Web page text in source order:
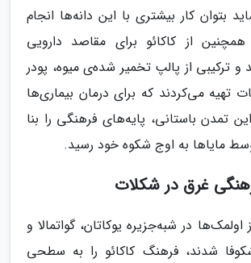
بتوان کار بیشتری با این دانه‌ها انجام
از کاکائو برای مقاصد دارویی
و ترکیبی از پالپ تخمیر شده‌ی میوه، پودر
تهیه می‌کردند که برای درمان بیماری‌ها
تمدن باستانی، پایه‌های فرهنگی را بنا
مایاها به اوج شکوه خود رسید.
غرق در شکلات
در شبه‌جزیره یوکاتان، گواتمالا و
شدند، فرهنگ کاکائو را به سطحی